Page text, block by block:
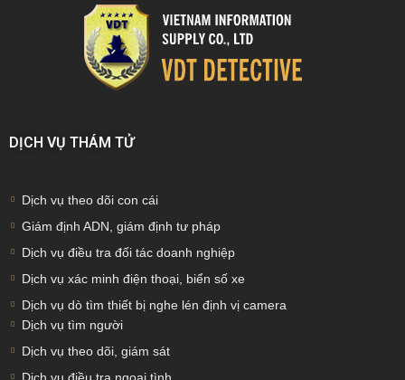
DỊCH VỤ THÁM TỬ
Dịch vụ theo dõi con cái
Giám định ADN, giám định tư pháp
Dịch vụ điều tra đối tác doanh nghiệp
Dịch vụ xác minh điện thoại, biển số xe
Dịch vụ dò tìm thiết bị nghe lén định vị camera
Dịch vụ tìm người
Dịch vụ theo dõi, giám sát